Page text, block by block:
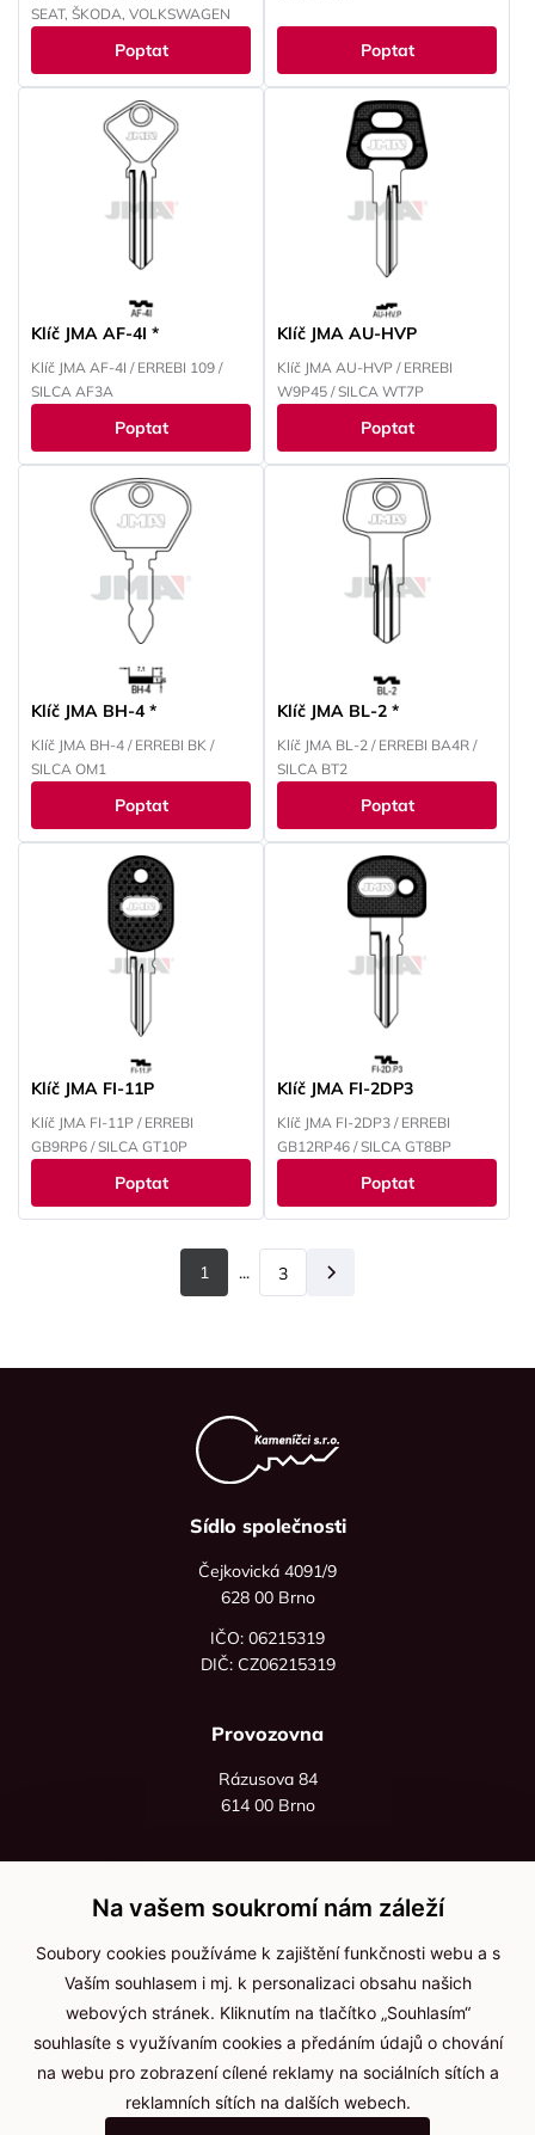
SEAT, ŠKODA, VOLKSWAGEN
Poptat Poptat
Klíč JMA AF-4I *
Klíč JMA AF-4I / ERREBI 109 /
SILCA AF3A
Poptat
Klíč JMA AU-HVP
Klíč JMA AU-HVP / ERREBI
W9P45 / SILCA WT7P
Poptat
Klíč JMA BH-4 *
Klíč JMA BH-4 / ERREBI BK /
SILCA OM1
Poptat
Klíč JMA BL-2 *
Klíč JMA BL-2 / ERREBI BA4R /
SILCA BT2
Poptat
Klíč JMA FI-11P
Klíč JMA FI-11P / ERREBI
GB9RP6 / SILCA GT10P
Poptat
Klíč JMA FI-2DP3
Klíč JMA FI-2DP3 / ERREBI
GB12RP46 / SILCA GT8BP
Poptat
1 ... 3
Sídlo společnosti
Čejkovická 4091/9
628 00 Brno
IČO: 06215319
DIČ: CZ06215319
Provozovna
Rázusova 84
614 00 Brno
+420 736 535 066
Po - pá: 8:00 - 16:00
info@jma-kam.cz
Důležité informace
Ochrana osobních údajů
Na vašem soukromí nám záleží
Soubory cookies používáme k zajištění funkčnosti webu a s
Vaším souhlasem i mj. k personalizaci obsahu našich
webových stránek. Kliknutím na tlačítko „Souhlasím“
souhlasíte s využívaním cookies a předáním údajů o chování
na webu pro zobrazení cílené reklamy na sociálních sítích a
reklamních sítích na dalších webech.